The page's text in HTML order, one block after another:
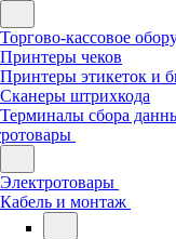
Торгово-кассовое
Принтеры чеков
Принтеры этикеток и
Сканеры штрихкода
Терминалы сбора
Электротовары
Кабель и монтаж